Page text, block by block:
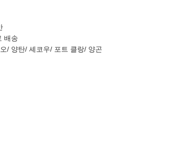
배송
/ 양탄/ 셰코우/ 포트 클랑/ 양곤